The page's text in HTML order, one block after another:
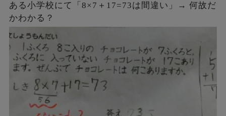
ある小学校にて「8×7＋17=73は間違い」→ 何故だ
かわかる？